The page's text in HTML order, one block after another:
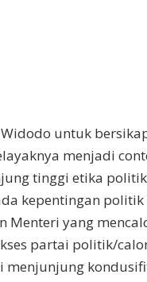
Widodo untuk
menjadi
tinggi etika
kepentingan politik
Menteri yang
partai politik/